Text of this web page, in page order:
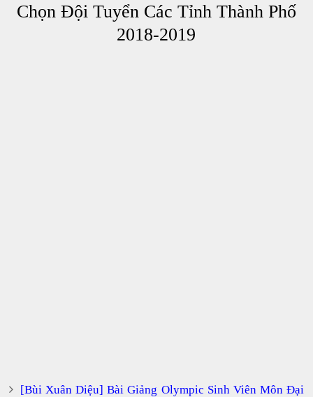
Chọn Đội Tuyển Các Tỉnh Thành Phố
2018-2019
[Bùi Xuân Diệu] Bài Giảng Olympic Sinh Viên Môn Đại